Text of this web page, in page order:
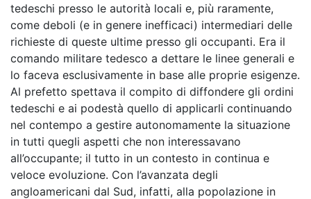
tedeschi presso le autorità locali e, più raramente,
come deboli (e in genere inefficaci) intermediari delle
richieste di queste ultime presso gli occupanti. Era il
comando militare tedesco a dettare le linee generali e
lo faceva esclusivamente in base alle proprie esigenze.
Al prefetto spettava il compito di diffondere gli ordini
tedeschi e ai podestà quello di applicarli continuando
nel contempo a gestire autonomamente la situazione
in tutti quegli aspetti che non interessavano
all’occupante; il tutto in un contesto in continua e
veloce evoluzione. Con l’avanzata degli
angloamericani dal Sud, infatti, alla popolazione in